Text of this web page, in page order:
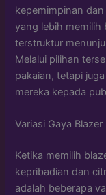
kepemimpinan
yang lebih
terstruktur
Melalui pilihan
pakaian, tetapi
mereka kepada
Variasi Gaya
Ketika memilih
kepribadian dan
adalah beberapa